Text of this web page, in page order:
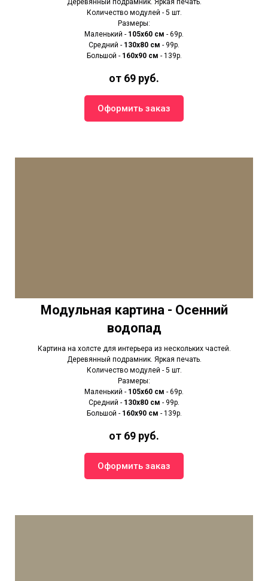
Количество модулей - 5 шт.
Размеры:
Маленький - 105х60 см - 69р.
Средний - 130х80 см - 99р.
Большой - 160х90 см - 139р.
от 69 руб.
Оформить заказ
Модульная картина - Осенний
водопад
Картина на холсте для интерьера из нескольких частей.
Деревянный подрамник. Яркая печать.
Количество модулей - 5 шт.
Размеры:
Маленький - 105х60 см - 69р.
Средний - 130х80 см - 99р.
Большой - 160х90 см - 139р.
от 69 руб.
Оформить заказ